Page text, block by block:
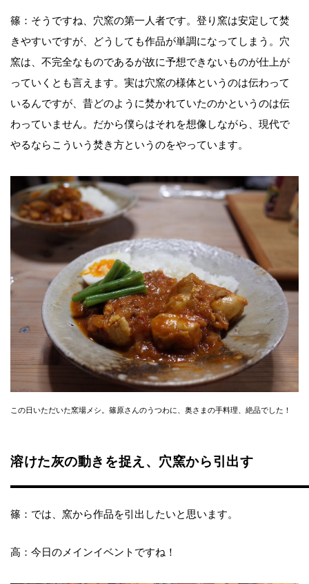
篠：そうですね、穴窯の第一人者です。登り窯は安定して焚
きやすいですが、どうしても作品が単調になってしまう。穴
窯は、不完全なものであるが故に予想できないものが仕上が
っていくとも言えます。実は穴窯の様体というのは伝わって
いるんですが、昔どのように焚かれていたのかというのは伝
わっていません。だから僕らはそれを想像しながら、現代で
やるならこういう焚き方というのをやっています。
この日いただいた窯場メシ。篠原さんのうつわに、奥さまの手料理、絶品でした！
溶けた灰の動きを捉え、穴窯から引出す
篠：では、窯から作品を引出したいと思います。
高：今日のメインイベントですね！